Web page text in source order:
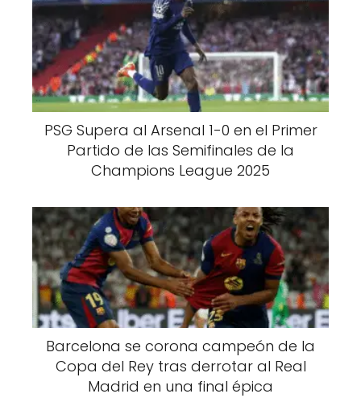
PSG Supera al Arsenal 1-0 en el Primer
Partido de las Semifinales de la
Champions League 2025
Barcelona se corona campeón de la
Copa del Rey tras derrotar al Real
Madrid en una final épica